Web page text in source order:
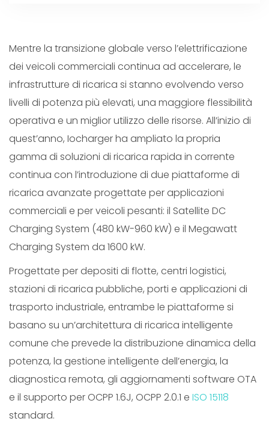
Mentre la transizione globale verso l’elettrificazione
dei veicoli commerciali continua ad accelerare, le
infrastrutture di ricarica si stanno evolvendo verso
livelli di potenza più elevati, una maggiore flessibilità
operativa e un miglior utilizzo delle risorse. All’inizio di
quest’anno, Iocharger ha ampliato la propria
gamma di soluzioni di ricarica rapida in corrente
continua con l’introduzione di due piattaforme di
ricarica avanzate progettate per applicazioni
commerciali e per veicoli pesanti: il Satellite DC
Charging System (480 kW-960 kW) e il Megawatt
Charging System da 1600 kW.
Progettate per depositi di flotte, centri logistici,
stazioni di ricarica pubbliche, porti e applicazioni di
trasporto industriale, entrambe le piattaforme si
basano su un’architettura di ricarica intelligente
comune che prevede la distribuzione dinamica della
potenza, la gestione intelligente dell’energia, la
diagnostica remota, gli aggiornamenti software OTA
e il supporto per OCPP 1.6J, OCPP 2.0.1 e ISO 15118
standard.